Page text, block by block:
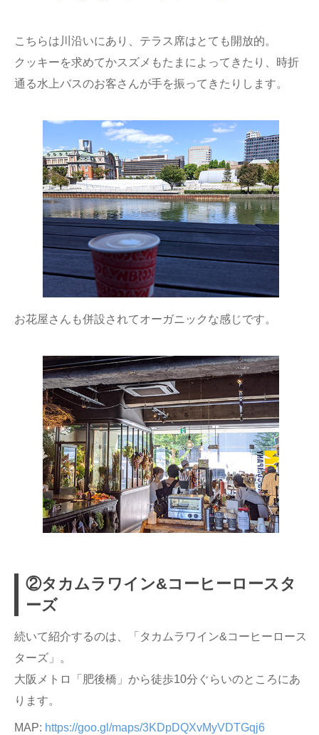
こちらは川沿いにあり、テラス席はとても開放的。
クッキーを求めてかスズメもたまによってきたり、時折
通る水上バスのお客さんが手を振ってきたりします。
お花屋さんも併設されてオーガニックな感じです。
②タカムラワイン&コーヒーロースタ
ーズ
続いて紹介するのは、「タカムラワイン&コーヒーロース
ターズ」。
大阪メトロ「肥後橋」から徒歩10分ぐらいのところにあ
ります。
MAP: https://goo.gl/maps/3KDpDQXvMyVDTGqj6